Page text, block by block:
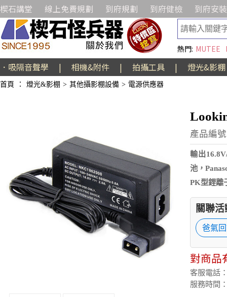
楔石講堂 線上免費規劃 到府規劃 到府健檢 到府安裝
熱門: MUTEE
．吸隔音聲學 | 相機&附件 | 拍攝工具 | 燈光&影棚
首頁 ： 燈光&影棚 > 其他攝影棚設備 > 電源供應器
產品編
輸出
池，
PK型鋰離
關聯
爸氣
對商品
客服電話
服務時間